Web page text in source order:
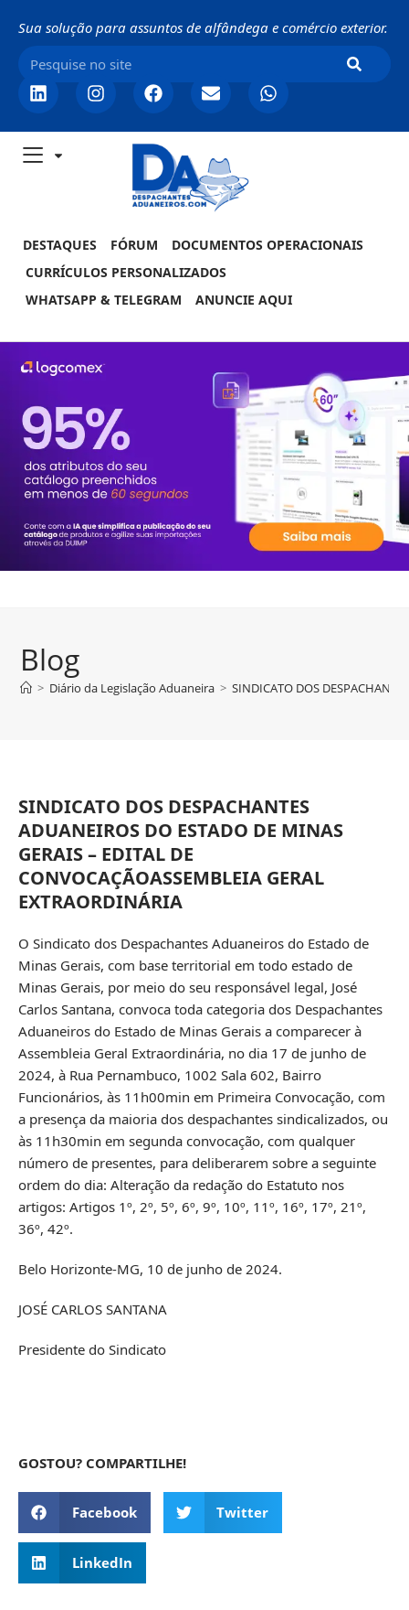
Sua solução para assuntos de alfândega e comércio exterior.
DESTAQUES FÓRUM
DOCUMENTOS OPERACIONAIS
CURRÍCULOS PERSONALIZADOS
WHATSAPP & TELEGRAM
ANUNCIE AQUI
Blog
> Diário da Legislação Aduaneira > SINDICATO DOS
SINDICATO DOS DESPACHANTES
ADUANEIROS DO ESTADO DE MINAS
GERAIS – EDITAL DE
CONVOCAÇÃOASSEMBLEIA GERAL
EXTRAORDINÁRIA
O Sindicato dos Despachantes Aduaneiros do Estado de
Minas Gerais, com base territorial em todo estado de
Minas Gerais, por meio do seu responsável legal, José
Carlos Santana, convoca toda categoria dos Despachantes
Aduaneiros do Estado de Minas Gerais a comparecer à
Assembleia Geral Extraordinária, no dia 17 de junho de
2024, à Rua Pernambuco, 1002 Sala 602, Bairro
Funcionários, às 11h00min em Primeira Convocação, com
a presença da maioria dos despachantes sindicalizados, ou
às 11h30min em segunda convocação, com qualquer
número de presentes, para deliberarem sobre a seguinte
ordem do dia: Alteração da redação do Estatuto nos
artigos: Artigos 1º, 2º, 5º, 6º, 9º, 10º, 11º, 16º, 17º, 21º,
36º, 42º.
Belo Horizonte-MG, 10 de junho de 2024.
JOSÉ CARLOS SANTANA
Presidente do Sindicato
GOSTOU? COMPARTILHE!
Facebook Twitter
LinkedIn